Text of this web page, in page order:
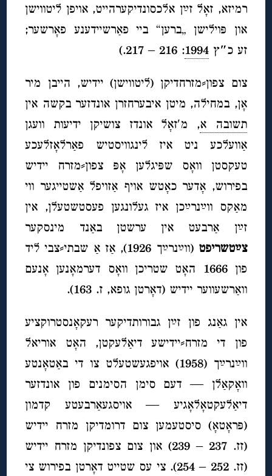
רמיזא, זאָל זײַן אלכסונדיקערהייט, אויפן ליטווישן
און פּוילישן „ברען“ ביי פאַרשיידענע פאָרשער;
זע כ″ץ1994
: 216 – 217.)
צום צפון⸗מזרחדיקן (ליטווישן) יידיש, הייבן מיר
אָן, במחילה, מיטן איבערחזרן אונדזער בקשה אין
תשובה א, מ′זאָל אונדז צושיקן ידיעות וועגן
אַוועלכע ניט איז לינגוויסטיש פאַרלאָזלעכע
טעקסטן וואָס שפּיגלען אָפּ צפון⸗מזרח יידיש
בפירוש, אָדער כאָטש אויף אַזויפל אַשטייגער ווי
מאַקס ווײַנרײַכן איז געלונגען פעסטשטעלן, אין
זײַן אַרבעט אין ערשטן באַנד מינסקער
צײַטשריפט
(ווײַנרײַך 1926), אַז אַ שבתי⸗צבי ליד
פון 1666 האָט שטריכן וואָס דערמאָנען אָנעם
וואַרשעווער יידיש (דאָרטן גופא, ז. 163).
אין גאַנג פון זײַן גבורותדיקער רעקאָנסטרוקציע
פון די מזרח⸗יידישע דיאַלעקטן, האָט אוריאל
ווײַנרײַך (1958) אויפגעשטעלט צו די באַטאָנטע
וואָקאַלן — דעם סימן הסימנים פון אונדזער
דיאַלעקטאָלאָגיע — אויסגעאַרבעטע קדמון
(פּראָטאָ) סיסטעמען צום דרומדיקן מזרח יידיש
(זז. 237 – 239) און צום צפונדיקן מזרח יידיש
(זז. 252 – 254). צי עס שטייט דאָרטן בפירוש צי